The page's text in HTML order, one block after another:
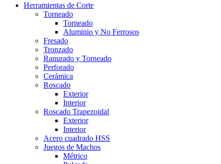
Herramientas de Corte
Torneado
Torneado
Aluminio y No Ferrosos
Fresado
Tronzado
Ranurado y Torneado
Perforado
Cerámica
Roscado
Exterior
Interior
Roscado Trapezoidal
Exterior
Interior
Acero cuadrado HSS
Juegos de Machos
Métrico